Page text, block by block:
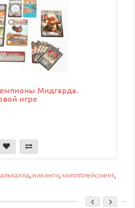
Мидгарда.
игре
, викинги, миплплейсмент,